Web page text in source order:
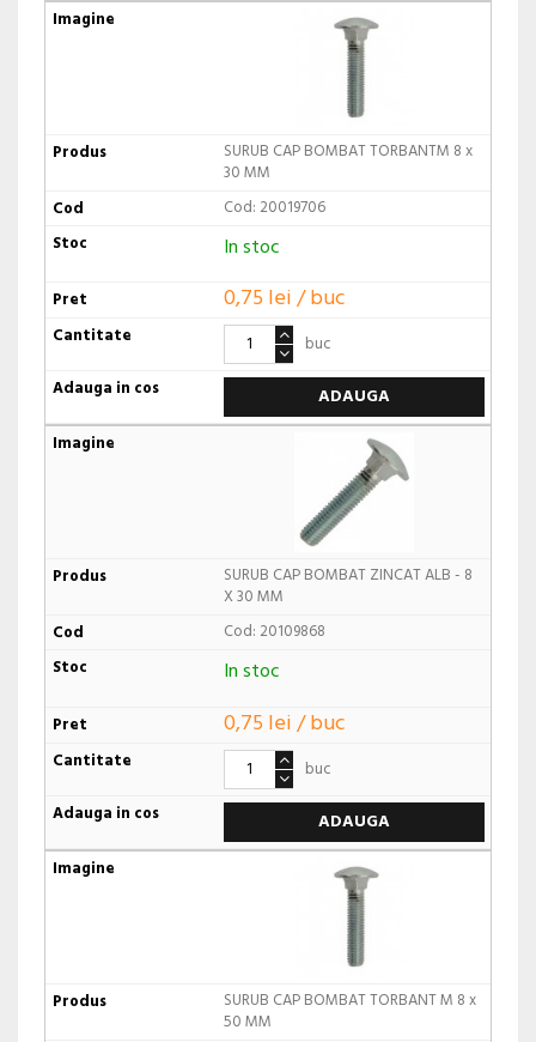
SURUB CAP BOMBAT TORBANTM 8 x
30 MM
Cod: 20019706
In stoc
0,75 lei / buc
buc
ADAUGA
SURUB CAP BOMBAT ZINCAT ALB - 8
X 30 MM
Cod: 20109868
In stoc
0,75 lei / buc
buc
ADAUGA
SURUB CAP BOMBAT TORBANT M 8 x
50 MM